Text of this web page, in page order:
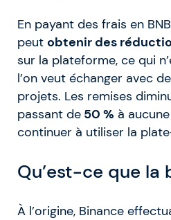
En payant des frais en
peut obtenir des
sur la plateforme, ce qui
l’on veut échanger avec
projets. Les remises
passant de 50 % à
continuer à utiliser la
Qu’est-ce que la
À l’origine, Binance